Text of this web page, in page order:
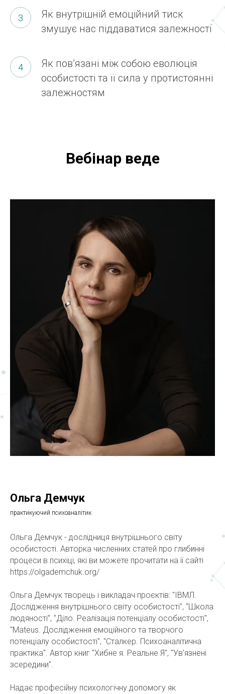
Як внутрішній емоційний тиск
змушує нас піддаватися залежності
Як пов’язані між собою еволюція
особистості та її сила у протистоянні
залежностям
Вебінар веде
Ольга Демчук
практикуючий психоаналітик
Ольга Демчук - дослідниця внутрішнього світу
особистості. Авторка численних статей про глибинні
процеси в психіці, які ви можете прочитати на її сайті
https://olgademchuk.org/
Ольга Демчук творець і викладач проєктів: "ІВМЛ.
Дослідження внутрішнього світу особистості", “Школа
людяності”, "Діло. Реалізація потенціалу особистості",
"Mateus. Дослідження емоційного та творчого
потенціалу особистості", "Сталкер. Психоаналітична
практика". Автор книг "Хибне я. Реальне Я", "Ув'язнені
зсередини".
Надає професійну психологічну допомогу як